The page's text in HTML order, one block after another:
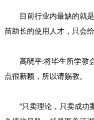
目前行业内最缺的就是
苗助长的使用人才，只会
高晓平:将毕生所学教会
点很新颖，所以请赐教。
“只卖理论，只卖成功